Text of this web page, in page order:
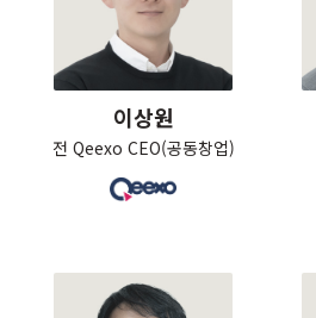
이상원
전 Qeexo CEO(공동창업)